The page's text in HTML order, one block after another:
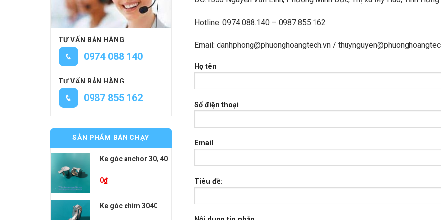
Hotline: 0974.088.140 – 0987.855.162
Email: danhphong@phuonghoangtech.vn /
Họ tên
Số điện thoại
Email
Tiêu đề:
TƯ VẤN BÁN HÀNG
0974 088 140
TƯ VẤN BÁN HÀNG
0987 855 162
SẢN PHẨM BÁN CHẠY
Ke góc anchor 30, 40
0₫
Ke góc chìm 3040